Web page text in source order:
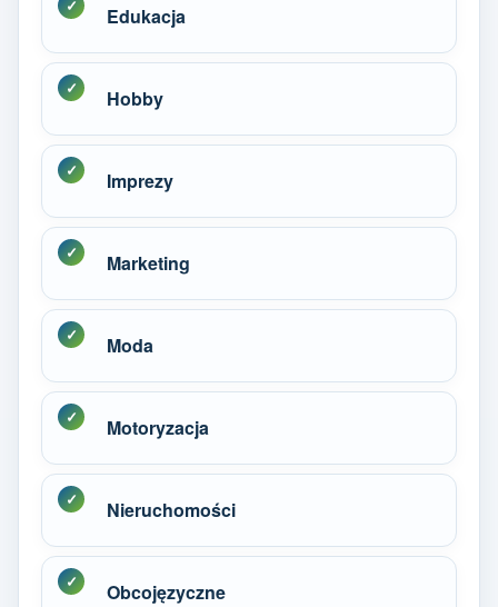
Edukacja
Hobby
Imprezy
Marketing
Moda
Motoryzacja
Nieruchomości
Obcojęzyczne